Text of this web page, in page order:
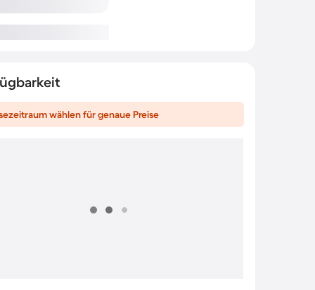
wählen für genaue Preise